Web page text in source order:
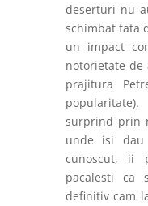
deserturi nu
schimbat fata
un impact
notorietate de
prajitura
surprind prin
unde isi
cunoscut,
pacalesti ca
definitiv cam